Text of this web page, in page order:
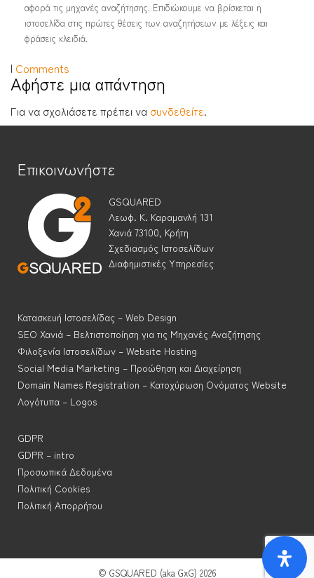
αφορά τις μηχανές αναζήτησης. Επιδιώκουμε να βρίσκεται η
ιστοσελίδα στις πρώτες θέσεις των αναζητήσεων με λέξεις και
φράσεις κλειδιά.
| Comments
Αφήστε μια απάντηση
Για να σχολιάσετε πρέπει να συνδεθείτε.
Επικοινωνήστε
GSQUARED
Λεωφ. Κ. Καραμανλή 131
Χανιά 73100, Κρήτη
Σχεδιασμός Ιστοσελίδων
Διαφημιστικές Υπηρεσίες
Κατασκευή Ιστοσελίδας – Web Design
SEO Χανιά – Βελτιστοποίηση για τις Μηχανές Αναζήτησης
Φιλοξενία Ιστοσελίδων – Website Hosting
Social Media Marketing – Προώθηση και Διαχείρηση
Domain Names Registration – Κατοχύρωση Ονόματος Website
Λογότυπα – Logos
GDPR
GDPR – intro
Προσωπικά Δεδομένα
Πολιτική Cookies
Πολιτική Απορρήτου
© GSQUARED (aka GxG) 2026 ↑